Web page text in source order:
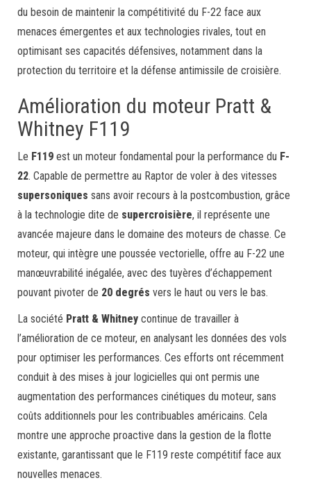
du besoin de maintenir la compétitivité du F-22 face aux
menaces émergentes et aux technologies rivales, tout en
optimisant ses capacités défensives, notamment dans la
protection du territoire et la défense antimissile de croisière.
Amélioration du moteur Pratt &
Whitney F119
Le F119 est un moteur fondamental pour la performance du F-
22. Capable de permettre au Raptor de voler à des vitesses
supersoniques sans avoir recours à la postcombustion, grâce
à la technologie dite de supercroisière, il représente une
avancée majeure dans le domaine des moteurs de chasse. Ce
moteur, qui intègre une poussée vectorielle, offre au F-22 une
manœuvrabilité inégalée, avec des tuyères d’échappement
pouvant pivoter de 20 degrés vers le haut ou vers le bas.
La société Pratt & Whitney continue de travailler à
l’amélioration de ce moteur, en analysant les données des vols
pour optimiser les performances. Ces efforts ont récemment
conduit à des mises à jour logicielles qui ont permis une
augmentation des performances cinétiques du moteur, sans
coûts additionnels pour les contribuables américains. Cela
montre une approche proactive dans la gestion de la flotte
existante, garantissant que le F119 reste compétitif face aux
nouvelles menaces.